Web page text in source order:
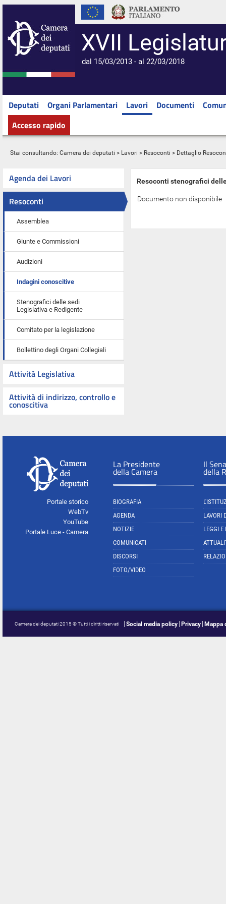
XVII
dal 15/03/2013 - al 22/03/2018
Deputati Organi Parlamentari Lavori Documenti
Accesso rapido
Stai consultando: Camera dei deputati > Lavori > Resoconti > Dettaglio
Agenda dei Lavori
Resoconti
Assemblea
Giunte e Commissioni
Audizioni
Indagini conoscitive
Stenografici delle sedi
Legislativa e Redigente
Comitato per la legislazione
Bollettino degli Organi Collegiali
Attività Legislativa
Attività di indirizzo, controllo e
conoscitiva
Resoconti stenografici
Documento non disponibile
Portale storico
WebTv
YouTube
Portale Luce - Camera
La Presidente
della Camera
BIOGRAFIA
AGENDA
NOTIZIE
COMUNICATI
DISCORSI
FOTO/VIDEO
Il
della
LAVORI
LEGGI E
Camera dei deputati 2015 © Tutti i diritti riservati Social media policy Privacy Mappa